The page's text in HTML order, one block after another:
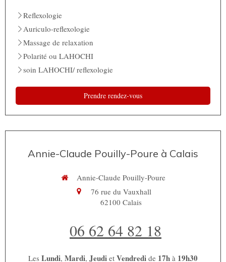
Reflexologie
Auriculo-reflexologie
Massage de relaxation
Polarité ou LAHOCHI
soin LAHOCHI/ reflexologie
Prendre rendez-vous
Annie-Claude Pouilly-Poure à Calais
Annie-Claude Pouilly-Poure
76 rue du Vauxhall
62100 Calais
06 62 64 82 18
Les Lundi, Mardi, Jeudi et Vendredi de 17h à 19h30